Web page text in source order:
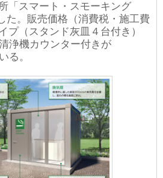
「スマート・スモーキング
た。販売価格（消費税・施工費
プ（スタンド灰皿４台付き）
浄機カウンター付きが
る。